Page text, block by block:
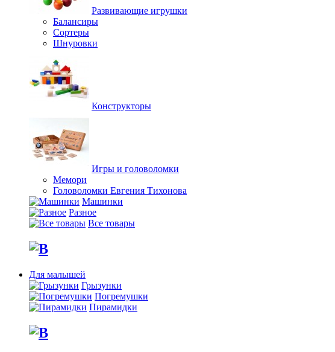
Развивающие игрушки
Балансиры
Сортеры
Шнуровки
Конструкторы
Игры и головоломки
Мемори
Головоломки Евгения Тихонова
Машинки
Разное
Все товары
Для малышей
Грызунки
Погремушки
Пирамидки